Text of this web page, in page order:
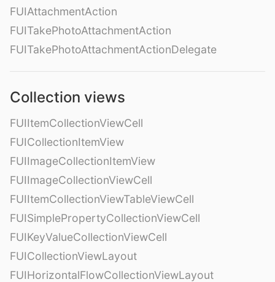
FUIAttachmentAction
FUITakePhotoAttachmentAction
FUITakePhotoAttachmentActionDelegate
Collection views
FUIItemCollectionViewCell
FUICollectionItemView
FUIImageCollectionItemView
FUIImageCollectionViewCell
FUIItemCollectionViewTableViewCell
FUISimplePropertyCollectionViewCell
FUIKeyValueCollectionViewCell
FUICollectionViewLayout
FUIHorizontalFlowCollectionViewLayout